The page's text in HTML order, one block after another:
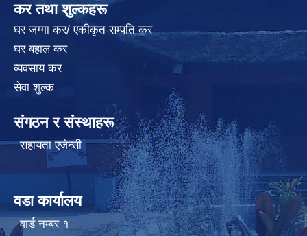
कर तथा शुल्कहरू
घर जग्गा कर/ एकीकृत सम्पति कर
घर बहाल कर
व्यवसाय कर
सेवा शुल्क
संगठन र संस्थाहरू
सहायता एजेन्सी
वडा कार्यालय
वार्ड न‌म्बर १